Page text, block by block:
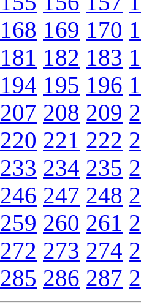
168 169 170
181 182 183
194 195 196
207 208 209
220 221 222
233 234 235
246 247 248
259 260 261
272 273 274
285 286 287